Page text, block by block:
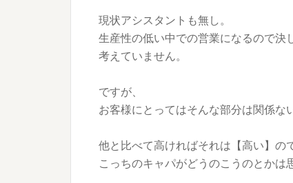
現状アシスタントも無し。
生産性の低い中での営業になるので決
考えていません。
ですが、
お客様にとってはそんな部分は関係な
他と比べて高ければそれは【高い】の
こっちのキャパがどうのこうのとかは